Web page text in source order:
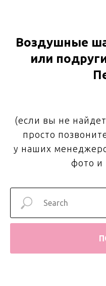
Воздушные
или
(если вы не
просто
у наших
фото и